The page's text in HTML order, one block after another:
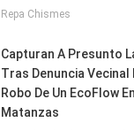
Repa Chismes
Capturan A Presunto
Tras Denuncia Vecinal
Robo De Un EcoFlow
Matanzas